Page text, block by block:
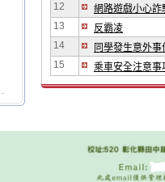
12
網路遊戲小心詐
13
反霸凌
14
同學發生意外
15
乘車安全注意事